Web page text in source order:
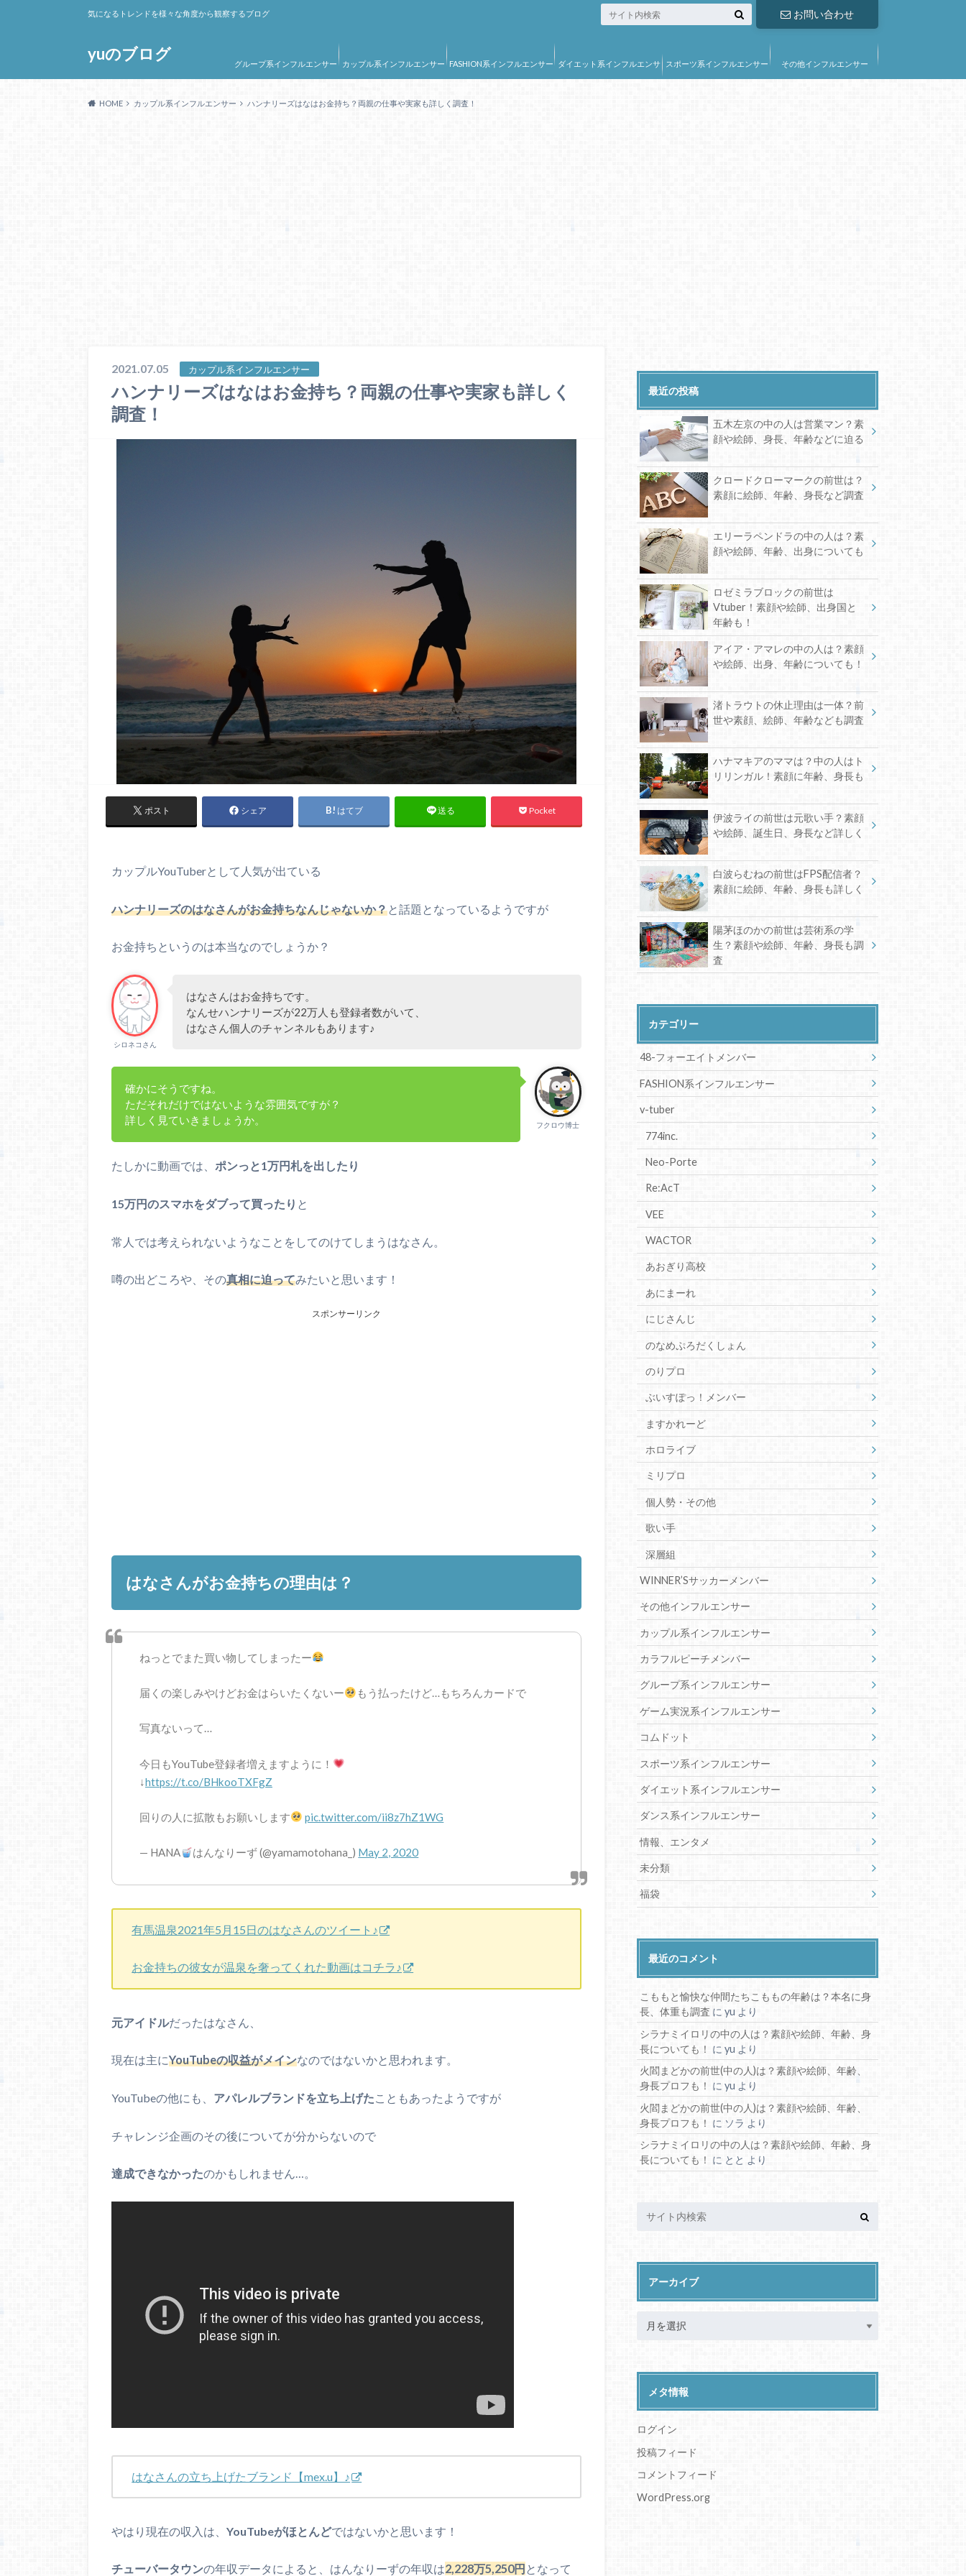
yuのブログ
気になるトレンドを様々な角度から観察するブログ お問い合わせ
グループ系インフルエンサー カップル系インフルエンサー FASHION系インフルエンサー ダイエット系インフルエンサ スポーツ系インフルエンサー その他インフルエンサー
HOME カップル系インフルエンサー ハンナリーズはなはお金持ち？両親の仕事や実家も詳しく調査！
2021.07.05 カップル系インフルエンサー
ハンナリーズはなはお金持ち？両親の仕事や実家も詳しく
調査！
ポスト シェア はてブ 送る Pocket
カップルYouTuberとして人気が出ている
ハンナリーズのはなさんがお金持ちなんじゃないか？と話題となっているようですが
お金持ちというのは本当なのでしょうか？
シロネコさん
はなさんはお金持ちです。
なんせハンナリーズが22万人も登録者数がいて、
はなさん個人のチャンネルもあります♪
フクロウ博士
確かにそうですね。
ただそれだけではないような雰囲気ですが？
詳しく見ていきましょうか。
たしかに動画では、 ポンっと1万円札を出したり
15万円のスマホをダブって買ったり と
常人では考えられないようなことをしてのけてしまうはなさん。
噂の出どころや、その真相に迫ってみたいと思います！
スポンサーリンク
はなさんがお金持ちの理由は？
ねっとでまた買い物してしまったー
届くの楽しみやけどお金はらいたくないー もう払ったけど…もちろんカードで
写真ないって…
今日もYouTube登録者増えますように！
↓https://t.co/BHkooTXFgZ
回りの人に拡散もお願いします pic.twitter.com/ii8z7hZ1WG
— HANA はんなりーず (@yamamotohana_) May 2, 2020
有馬温泉2021年5月15日のはなさんのツイート♪
お金持ちの彼女が温泉を奢ってくれた動画はコチラ♪
元アイドルだったはなさん、
現在は主にYouTubeの収益がメインなのではないかと思われます。
YouTubeの他にも、 アパレルブランドを立ち上げたこともあったようですが
チャレンジ企画のその後についてが分からないので
達成できなかったのかもしれません…。
はなさんの立ち上げたブランド【mex.u】♪
やはり現在の収入は、 YouTubeがほとんどではないかと思います！
チューバータウンの年収データによると、はんなりーずの年収は2,228万5,250円 となって
最近の投稿
五木左京の中の人は営業マン？素
顔や絵師、身長、年齢などに迫る
クロードクローマークの前世は？
素顔に絵師、年齢、身長など調査
エリーラペンドラの中の人は？素
顔や絵師、年齢、出身についても
ロゼミラブロックの前世は
Vtuber！素顔や絵師、出身国と
年齢も！
アイア・アマレの中の人は？素顔
や絵師、出身、年齢についても！
渚トラウトの休止理由は一体？前
世や素顔、絵師、年齢なども調査
ハナマキアのママは？中の人はト
リリンガル！素顔に年齢、身長も
伊波ライの前世は元歌い手？素顔
や絵師、誕生日、身長など詳しく
白波らむねの前世はFPS配信者？
素顔に絵師、年齢、身長も詳しく
陽茅ほのかの前世は芸術系の学
生？素顔や絵師、年齢、身長も調
査
カテゴリー
48-フォーエイトメンバー
FASHION系インフルエンサー
v-tuber
774inc.
Neo-Porte
Re:AcT
VEE
WACTOR
あおぎり高校
あにまーれ
にじさんじ
のなめぷろだくしょん
のりプロ
ぶいすぽっ！メンバー
ますかれーど
ホロライブ
ミリプロ
個人勢・その他
歌い手
深層組
WINNER’Sサッカーメンバー
その他インフルエンサー
カップル系インフルエンサー
カラフルピーチメンバー
グループ系インフルエンサー
ゲーム実況系インフルエンサー
コムドット
スポーツ系インフルエンサー
ダイエット系インフルエンサー
ダンス系インフルエンサー
情報、エンタメ
未分類
福袋
最近のコメント
こももと愉快な仲間たちこももの年齢は？本名に身
長、体重も調査 にyu より
シラナミイロリの中の人は？素顔や絵師、年齢、身
長についても！ にyu より
火閻まどかの前世(中の人)は？素顔や絵師、年齢、
身長プロフも！ にyu より
火閻まどかの前世(中の人)は？素顔や絵師、年齢、
身長プロフも！ に ソラ より
シラナミイロリの中の人は？素顔や絵師、年齢、身
長についても！ に とと より
アーカイブ
メタ情報
ログイン
投稿フィード
コメントフィード
WordPress.org